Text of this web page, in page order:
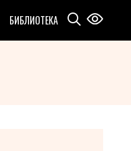
БИБЛИОТЕКА